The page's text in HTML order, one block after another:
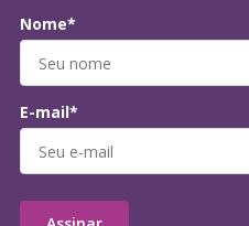
Nome*
E-mail*